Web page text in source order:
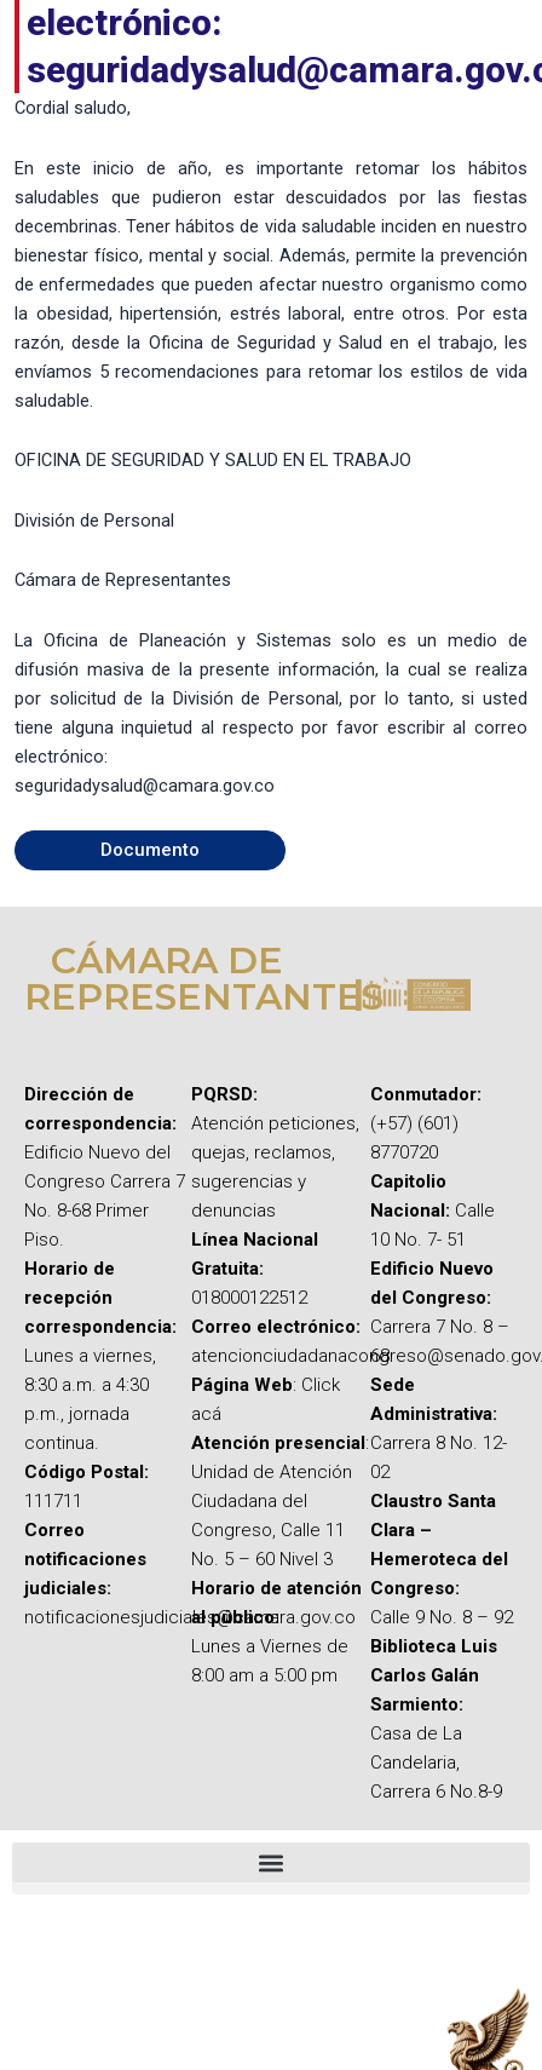
electrónico:
Cordial saludo,
En este inicio de año, es importante retomar los hábitos
saludables que pudieron estar descuidados por las fiestas
decembrinas. Tener hábitos de vida saludable inciden en nuestro
bienestar físico, mental y social. Además, permite la prevención
de enfermedades que pueden afectar nuestro organismo como
la obesidad, hipertensión, estrés laboral, entre otros. Por esta
razón, desde la Oficina de Seguridad y Salud en el trabajo, les
envíamos 5 recomendaciones para retomar los estilos de vida
saludable.
OFICINA DE SEGURIDAD Y SALUD EN EL TRABAJO
División de Personal
Cámara de Representantes
La Oficina de Planeación y Sistemas solo es un medio de
difusión masiva de la presente información, la cual se realiza
por solicitud de la División de Personal, por lo tanto, si usted
tiene alguna inquietud al respecto por favor escribir al correo
electrónico:
seguridadysalud@camara.gov.co
Documento
CÁMARA DE
REPRESENTANTES
Dirección de
correspondencia:
Edificio Nuevo del
Congreso Carrera 7
No. 8-68 Primer
Piso.
Horario de
recepción
correspondencia:
Lunes a viernes,
8:30 a.m. a 4:30
p.m., jornada
continua.
Código Postal:
111711
Correo
notificaciones
judiciales:
notificacionesjudiciales@camara.gov.co
PQRSD:
Atención peticiones,
quejas, reclamos,
sugerencias y
denuncias
Línea Nacional
Gratuita:
018000122512
Correo electrónico:
Página Web: Click
acá
Atención presencial:
Unidad de Atención
Ciudadana del
Congreso, Calle 11
No. 5 – 60 Nivel 3
Horario de atención
al público:
Lunes a Viernes de
8:00 am a 5:00 pm
Conmutador:
(+57) (601)
8770720
Capitolio
Nacional: Calle
10 No. 7- 51
Edificio Nuevo
del Congreso:
Carrera 7 No. 8 –
68
Sede
Administrativa:
Carrera 8 No. 12-
02
Claustro Santa
Clara –
Hemeroteca del
Congreso:
Calle 9 No. 8 – 92
Biblioteca Luis
Carlos Galán
Sarmiento:
Casa de La
Candelaria,
Carrera 6 No.8-9